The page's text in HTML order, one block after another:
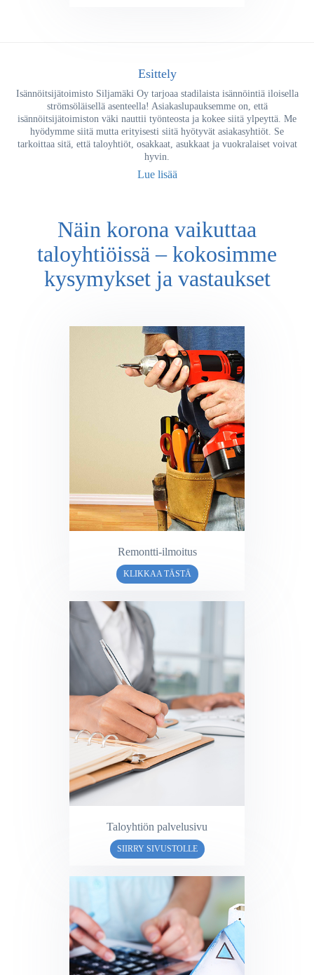
Esittely
Isännöitsijätoimisto Siljamäki Oy tarjoaa stadilaista isännöintiä iloisella
strömsöläisellä asenteella! Asiakaslupauksemme on, että
isännöitsijätoimiston väki nauttii työnteosta ja kokee siitä ylpeyttä. Me
hyödymme siitä mutta erityisesti siitä hyötyvät asiakasyhtiöt. Se
tarkoittaa sitä, että taloyhtiöt, osakkaat, asukkaat ja vuokralaiset voivat
hyvin.
Lue lisää
Näin korona vaikuttaa
taloyhtiöissä – kokosimme
kysymykset ja vastaukset
Remontti-ilmoitus
KLIKKAA TÄSTÄ
Taloyhtiön palvelusivu
SIIRRY SIVUSTOLLE